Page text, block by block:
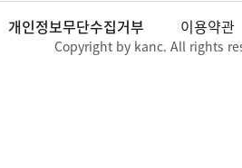
개인정보무단수집거부 이용약관
Copyright by kanc. All rights